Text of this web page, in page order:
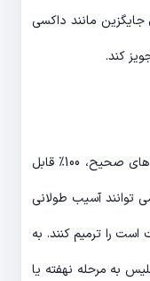
مانند داکسی
کند.
سیفلیس در صورت درمان با آنتی بیوتیک های صحیح، 100% قابل
توانند آسیب طولانی
را ترمیم کنند. به
به مرحله نهفته یا